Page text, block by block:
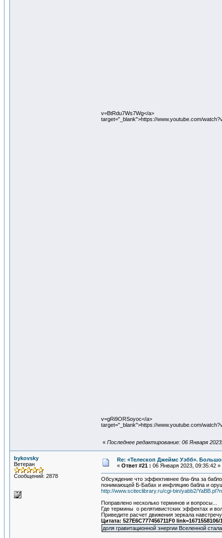
v=BtRdu7Ws7Wg</a>
target="_blank">https://www.youtube.com/
v=gRi9ORSoyoc</a>
target="_blank">https://www.youtube.com/
« Последнее редактирование: 06 Января
bykovsky
Ветеран
Сообщений: 2878
Re: «Телескоп Джеймс Уэбб».
« Ответ #21 : 06 Января 2023, 09:35:42 »
Обсуждение что эффективнее бла-бла за
понимающей Б-Бабах и инфляцию бабла и
http://www.sciteclibrary.ru/cgi-bin/yabb2/
Поправлено несколько терминов и вопросы...
Где термины о релятивистских эффектах и
Приведите расчет движения зеркала
Цитата: 527E6C777456711F0
доля гравитационной энергии Вселенной